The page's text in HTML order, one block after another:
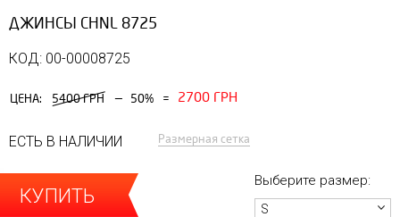
ДЖИНСЫ CHNL 8725
КОД: 00-00008725
ЦЕНА: 5400 ГРН — 50% = 2700 ГРН
ЕСТЬ В НАЛИЧИИ Размерная сетка
КУПИТЬ
Выберите размер:
S